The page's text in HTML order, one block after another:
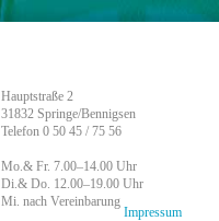
Hauptstraße 2
31832 Springe/Bennigsen
Telefon 0 50 45 / 75 56
Mo.& Fr. 7.00–14.00 Uhr
Di.& Do. 12.00–19.00 Uhr
Mi. nach Vereinbarung
Impressum